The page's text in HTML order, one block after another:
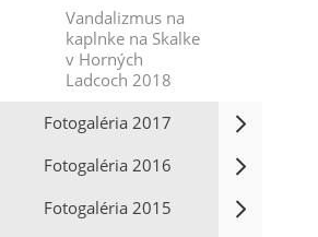
Vandalizmus na
kaplnke na Skalke
v Horných
Ladcoch 2018
Fotogaléria 2017
Fotogaléria 2016
Fotogaléria 2015